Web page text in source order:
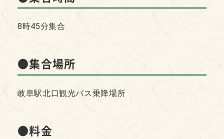
8時45分集合
●集合場所
岐阜駅北口観光バス乗降場所
●料金